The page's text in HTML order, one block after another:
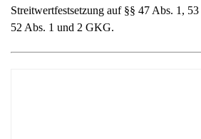
Streitwertfestsetzung auf §§ 47 Abs. 1,
52 Abs. 1 und 2 GKG.